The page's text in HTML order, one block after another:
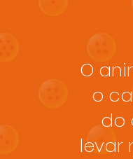
O
o
do
levar